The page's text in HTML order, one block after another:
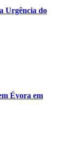
Urgência do
Évora em